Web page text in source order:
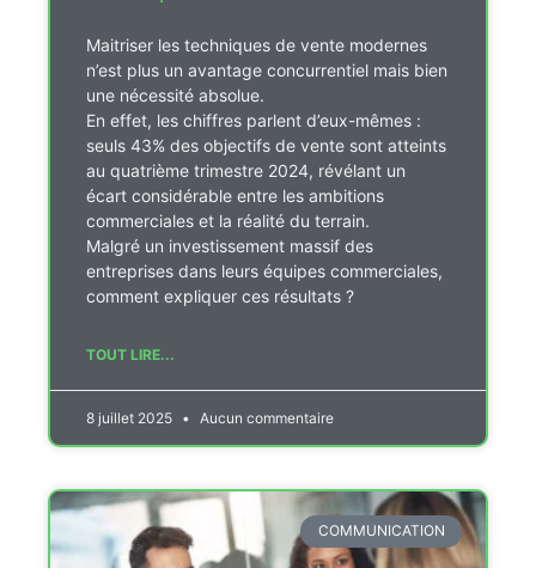
Maitriser les techniques de vente modernes
n’est plus un avantage concurrentiel mais bien
une nécessité absolue.
En effet, les chiffres parlent d’eux-mêmes :
seuls 43% des objectifs de vente sont atteints
au quatrième trimestre 2024, révélant un
écart considérable entre les ambitions
commerciales et la réalité du terrain.
Malgré un investissement massif des
entreprises dans leurs équipes commerciales,
comment expliquer ces résultats ?
TOUT LIRE...
8 juillet 2025 Aucun commentaire
COMMUNICATION